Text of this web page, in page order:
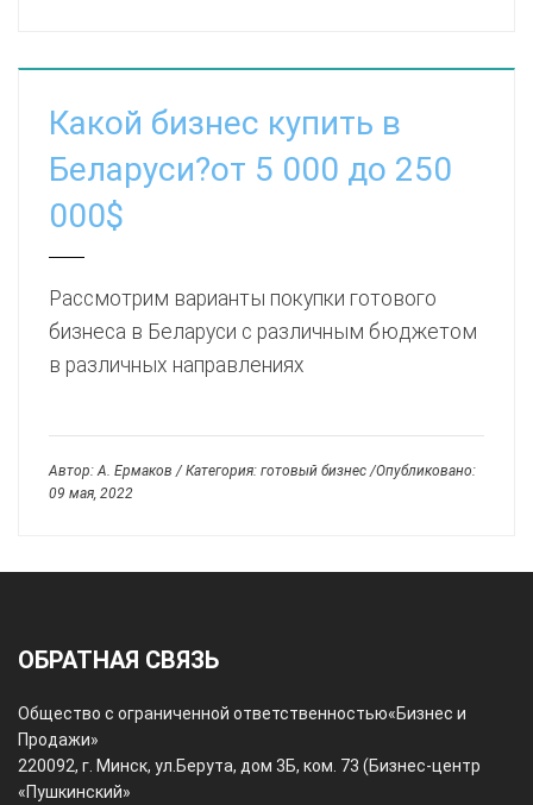
Какой бизнес купить в
Беларуси?от 5 000 до 250
000$
Рассмотрим варианты покупки готового
бизнеса в Беларуси с различным бюджетом
в различных направлениях
Автор: А. Ермаков / Категория: готовый бизнес /Опубликовано:
09 мая, 2022
ОБРАТНАЯ СВЯЗЬ
Общество с ограниченной ответственностью«Бизнес и
Продажи»
220092, г. Минск, ул.Берута, дом 3Б, ком. 73 (Бизнес-центр
«Пушкинский»